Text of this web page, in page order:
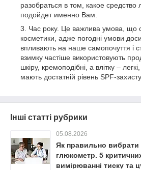
разобраться в том, какое средство
подойдет именно Вам.
Час року. Це важлива умова, що
косметики, адже погодні умови
впливають на наше самопочуття і
взимку частіше використовують
шкіру, кремоподібні, а влітку –
мають достатній рівень SPF-захисту.
Інші статті рубрики
05.08.2026
Як правильно вибрати
глюкометр. 5
вимірюванні тиску та